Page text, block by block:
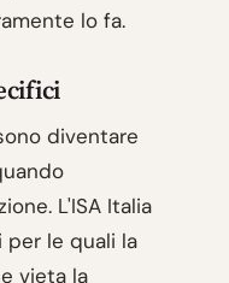
lo fa.
diventare
L'ISA Italia
per le quali la
vieta la